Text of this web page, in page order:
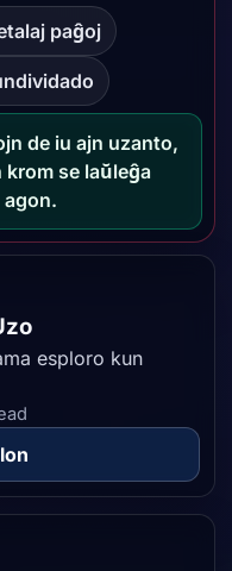
paĝoj
de iu ajn uzanto,
se laŭleĝa
esploro kun